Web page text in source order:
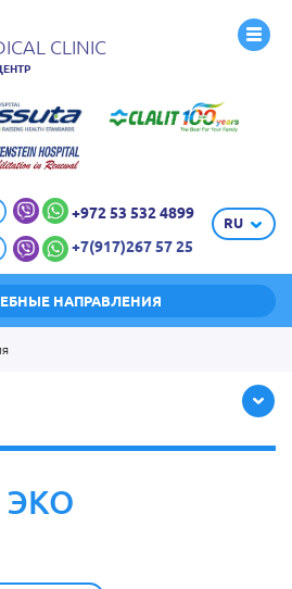
CLINIC
+972 53 532 4899
+7(917)267 57 25
RU
НАПРАВЛЕНИЯ
ЭКО